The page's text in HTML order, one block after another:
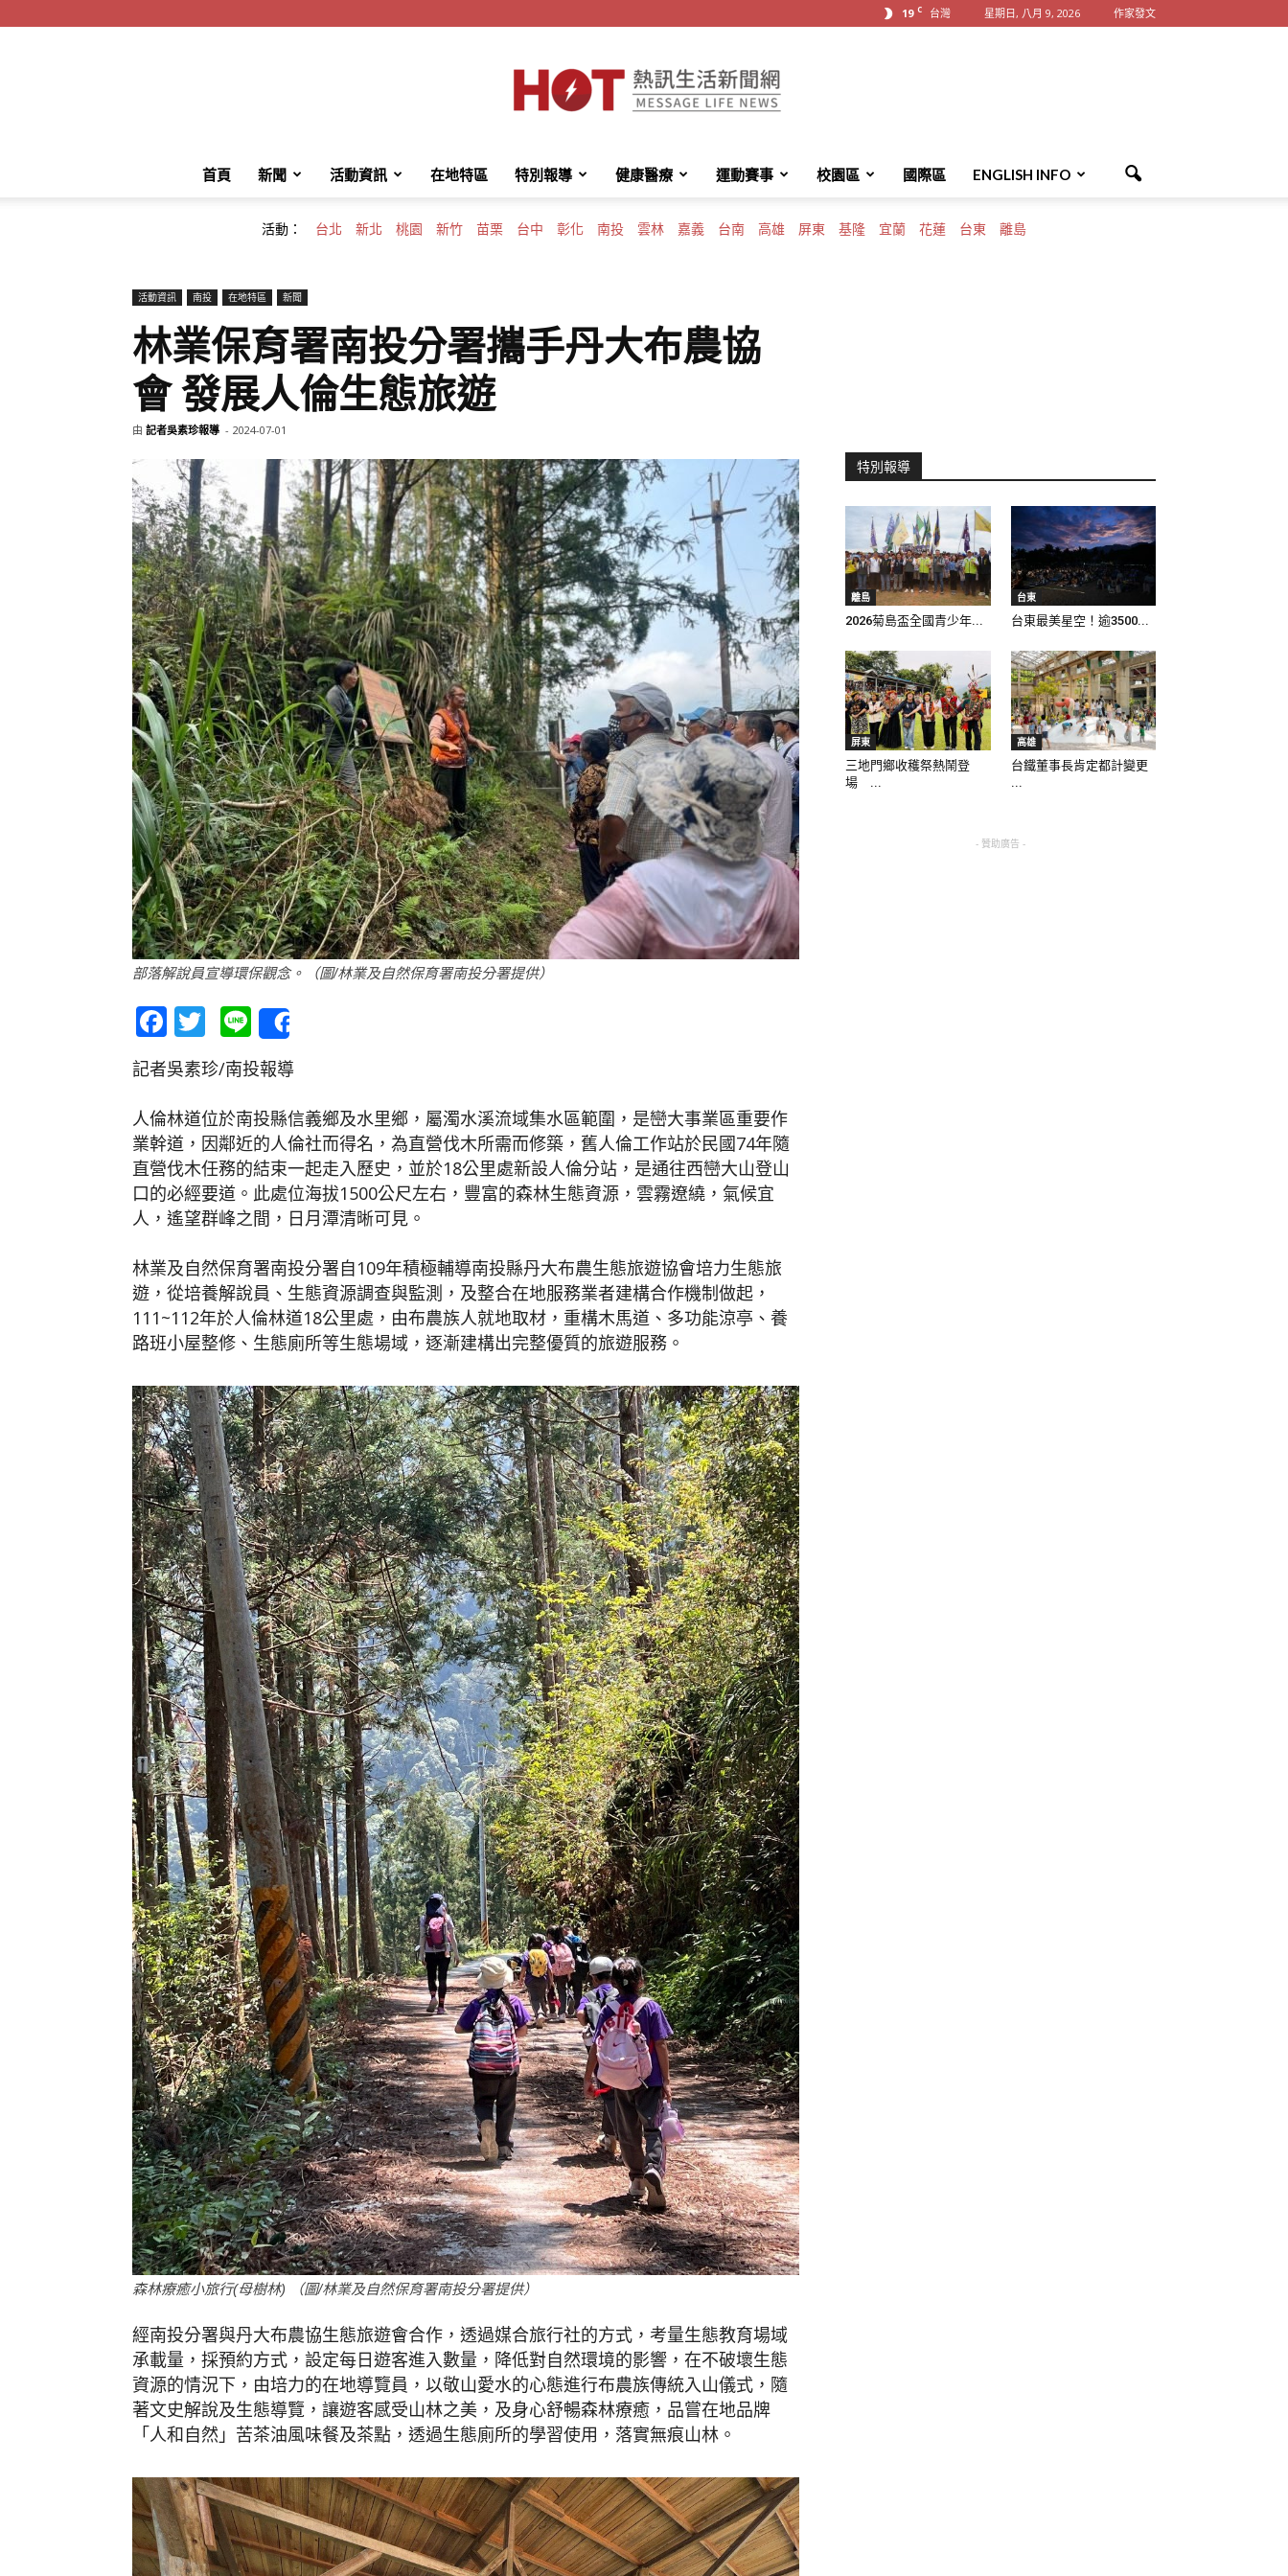
19 C 台灣 星期日, 八月 9, 2026 作家發文
HotMessage
生
活
新
聞
首頁 新聞 活動資訊 在地特區 特別報導 健康醫療 運動賽事 校園區 國際區 ENGLISH INFO
活動： 台北 新北 桃園 新竹 苗栗 台中 彰化 南投 雲林 嘉義 台南 高雄 屏東 基隆 宜蘭 花蓮 台東 離島
活動資訊 南投 在地特區 新聞
林業保育署南投分署攜手丹大布農協
會 發展人倫生態旅遊
由 記者吳素珍報導 - 2024-07-01
部落解說員宣導環保觀念。（圖/林業及自然保育署南投分署提供）
Facebook
Twitter
Line
記者吳素珍/南投報導
人倫林道位於南投縣信義鄉及水里鄉，屬濁水溪流域集水區範圍，是巒大事業區重要作
業幹道，因鄰近的人倫社而得名，為直營伐木所需而修築，舊人倫工作站於民國74年隨
直營伐木任務的結束一起走入歷史，並於18公里處新設人倫分站，是通往西巒大山登山
口的必經要道。此處位海拔1500公尺左右，豐富的森林生態資源，雲霧遼繞，氣候宜
人，遙望群峰之間，日月潭清晰可見。
林業及自然保育署南投分署自109年積極輔導南投縣丹大布農生態旅遊協會培力生態旅
遊，從培養解說員、生態資源調查與監測，及整合在地服務業者建構合作機制做起，
111~112年於人倫林道18公里處，由布農族人就地取材，重構木馬道、多功能涼亭、養
路班小屋整修、生態廁所等生態場域，逐漸建構出完整優質的旅遊服務。
森林療癒小旅行(母樹林) （圖/林業及自然保育署南投分署提供）
經南投分署與丹大布農協生態旅遊會合作，透過媒合旅行社的方式，考量生態教育場域
承載量，採預約方式，設定每日遊客進入數量，降低對自然環境的影響，在不破壞生態
資源的情況下，由培力的在地導覽員，以敬山愛水的心態進行布農族傳統入山儀式，隨
著文史解說及生態導覽，讓遊客感受山林之美，及身心舒暢森林療癒，品嘗在地品牌
「人和自然」苦茶油風味餐及茶點，透過生態廁所的學習使用，落實無痕山林。
特別報導
離島
2026菊島盃全國青少年...
台東
台東最美星空！逾3500...
屏東
三地門鄉收穫祭熱鬧登
場 ...
高雄
台鐵董事長肯定都計變更
...
- 贊助廣告 -